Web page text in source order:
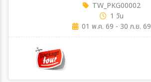
TW_PKG00002
1 วัน
01 พ.ค. 69 - 30 ก.ย. 69